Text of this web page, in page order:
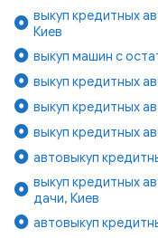
выкуп кредитных
Киев
выкуп машин с
выкуп кредитных
выкуп кредитных
выкуп кредитных
автовыкуп
выкуп кредитных
дачи, Киев
автовыкуп